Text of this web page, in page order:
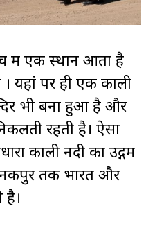
में एक स्थान आता है
यहां पर ही एक काली
भी बना हुआ है और
रहती है। ऐसा
काली नदी का उद्गम
तक भारत और
है।